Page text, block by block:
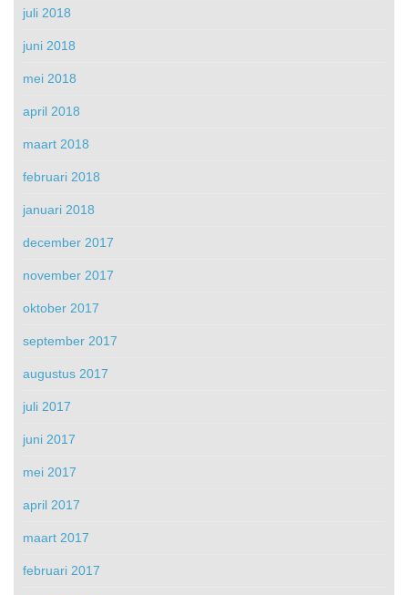
juli 2018
juni 2018
mei 2018
april 2018
maart 2018
februari 2018
januari 2018
december 2017
november 2017
oktober 2017
september 2017
augustus 2017
juli 2017
juni 2017
mei 2017
april 2017
maart 2017
februari 2017